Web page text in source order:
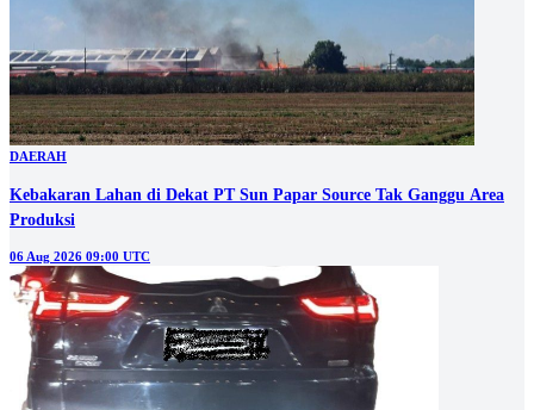
DAERAH
Kebakaran Lahan di Dekat PT Sun Papar Source Tak Ganggu Area
Produksi
06 Aug 2026 09:00 UTC